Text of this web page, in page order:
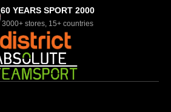
60 YEARS SPORT 2000
3000+ stores, 15+ countries